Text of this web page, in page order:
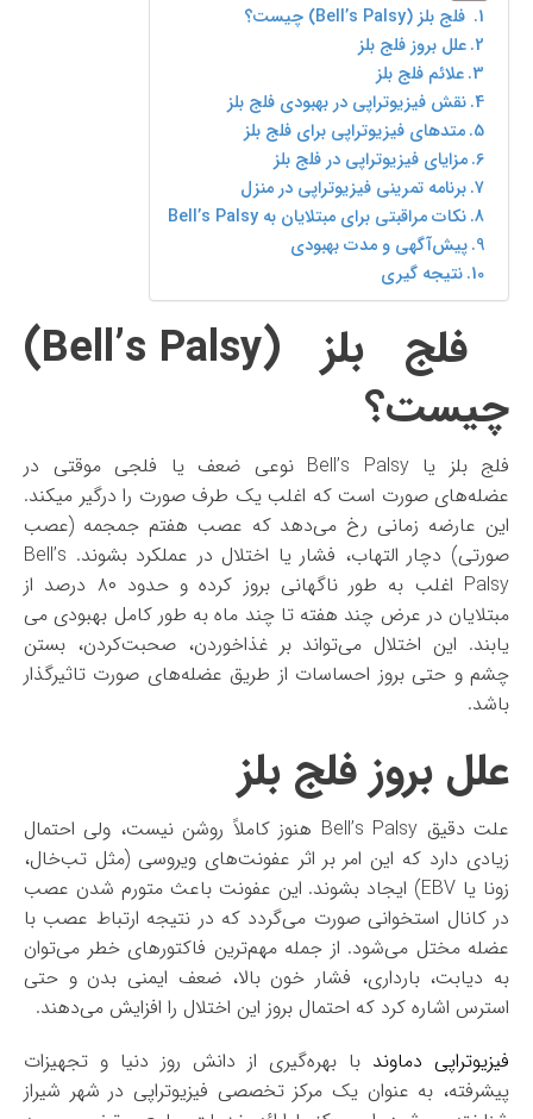
فلج بلز (Bell’s Palsy) چیست؟
علل بروز فلج بلز
علائم فلج بلز
نقش فیزیوتراپی در بهبودی فلج بلز
متدهای فیزیوتراپی برای فلج بلز
مزایای فیزیوتراپی در فلج بلز
برنامه تمرینی فیزیوتراپی در منزل
نکات مراقبتی برای مبتلایان به Bell’s Palsy
پیش‌آگهی و مدت بهبودی
نتیجه گیری
فلج بلز (Bell’s Palsy)
چیست؟
فلج بلز یا Bell’s Palsy نوعی ضعف یا فلجی موقتی در
عضله‌های صورت است که اغلب یک طرف صورت را درگیر میکند.
این عارضه زمانی رخ می‌دهد که عصب هفتم جمجمه (عصب
صورتی) دچار التهاب، فشار یا اختلال در عملکرد بشوند. Bell’s
Palsy اغلب به طور ناگهانی بروز کرده و حدود ۸۰ درصد از
مبتلایان در عرض چند هفته تا چند ماه به طور کامل بهبودی می‌
یابند. این اختلال می‌تواند بر غذاخوردن، صحبت‌کردن، بستن
چشم و حتی بروز احساسات از طریق عضله‌های صورت تاثیرگذار
باشد.
علل بروز فلج بلز
علت دقیق Bell’s Palsy هنوز کاملاً روشن نیست، ولی احتمال
زیادی دارد که این امر بر اثر عفونت‌های ویروسی (مثل تب‌خال،
زونا یا EBV) ایجاد بشوند. این عفونت باعث متورم شدن عصب
در کانال استخوانی صورت می‌گردد که در نتیجه ارتباط عصب با
عضله مختل می‌شود. از جمله مهم‌ترین فاکتورهای خطر می‌توان
به دیابت، بارداری، فشار خون بالا، ضعف ایمنی بدن و حتی
استرس اشاره کرد که احتمال بروز این اختلال را افزایش می‌دهند.
فیزیوتراپی دماوند با بهره‌گیری از دانش روز دنیا و تجهیزات
پیشرفته، به عنوان یک مرکز تخصصی فیزیوتراپی در شهر شیراز